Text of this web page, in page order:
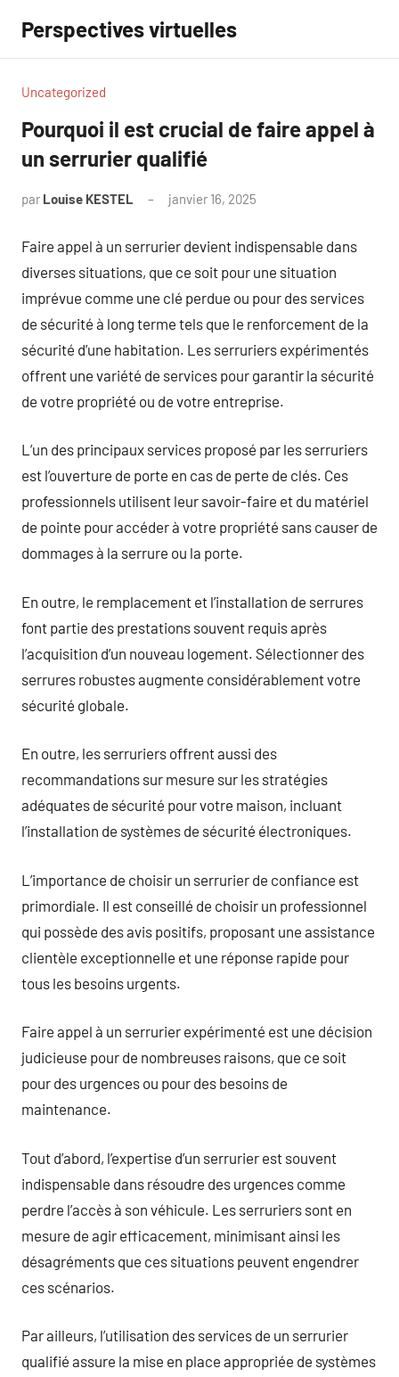
contenu
Perspectives virtuelles
Uncategorized
Pourquoi il est crucial de faire appel à
un serrurier qualifié
par Louise KESTEL janvier 16, 2025
Faire appel à un serrurier devient indispensable dans
diverses situations, que ce soit pour une situation
imprévue comme une clé perdue ou pour des services
de sécurité à long terme tels que le renforcement de la
sécurité d’une habitation. Les serruriers expérimentés
offrent une variété de services pour garantir la sécurité
de votre propriété ou de votre entreprise.
L’un des principaux services proposé par les serruriers
est l’ouverture de porte en cas de perte de clés. Ces
professionnels utilisent leur savoir-faire et du matériel
de pointe pour accéder à votre propriété sans causer de
dommages à la serrure ou la porte.
En outre, le remplacement et l’installation de serrures
font partie des prestations souvent requis après
l’acquisition d’un nouveau logement. Sélectionner des
serrures robustes augmente considérablement votre
sécurité globale.
En outre, les serruriers offrent aussi des
recommandations sur mesure sur les stratégies
adéquates de sécurité pour votre maison, incluant
l’installation de systèmes de sécurité électroniques.
L’importance de choisir un serrurier de confiance est
primordiale. Il est conseillé de choisir un professionnel
qui possède des avis positifs, proposant une assistance
clientèle exceptionnelle et une réponse rapide pour
tous les besoins urgents.
Faire appel à un serrurier expérimenté est une décision
judicieuse pour de nombreuses raisons, que ce soit
pour des urgences ou pour des besoins de
maintenance.
Tout d’abord, l’expertise d’un serrurier est souvent
indispensable dans résoudre des urgences comme
perdre l’accès à son véhicule. Les serruriers sont en
mesure de agir efficacement, minimisant ainsi les
désagréments que ces situations peuvent engendrer
ces scénarios.
Par ailleurs, l’utilisation des services de un serrurier
qualifié assure la mise en place appropriée de systèmes